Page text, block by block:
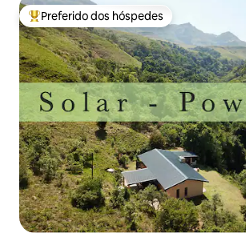
Entre os melhores preferidos dos hóspedes
Preferido dos hóspedes